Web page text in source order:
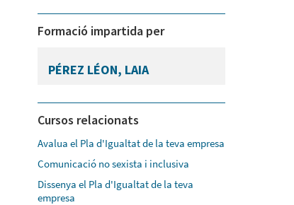
Formació impartida per
PÉREZ LÉON, LAIA
Cursos relacionats
Avalua el Pla d'Igualtat de la teva empresa
Comunicació no sexista i inclusiva
Dissenya el Pla d'Igualtat de la teva
empresa